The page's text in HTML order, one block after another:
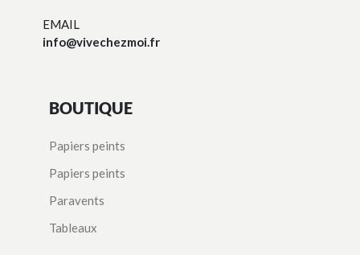
EMAIL
info@vivechezmoi.fr
BOUTIQUE
Papiers peints
Papiers peints
Paravents
Tableaux